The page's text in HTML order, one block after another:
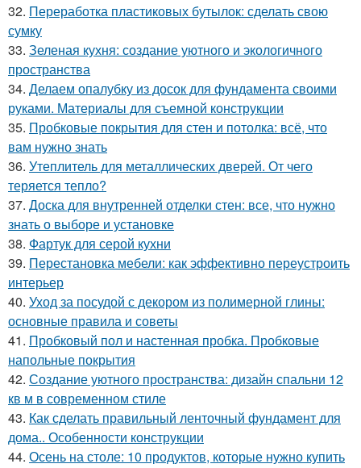
32. Переработка пластиковых бутылок: сделать свою
сумку
33. Зеленая кухня: создание уютного и экологичного
пространства
34. Делаем опалубку из досок для фундамента своими
руками. Материалы для съемной конструкции
35. Пробковые покрытия для стен и потолка: всё, что
вам нужно знать
36. Утеплитель для металлических дверей. От чего
теряется тепло?
37. Доска для внутренней отделки стен: все, что нужно
знать о выборе и установке
38. Фартук для серой кухни
39. Перестановка мебели: как эффективно переустроить
интерьер
40. Уход за посудой с декором из полимерной глины:
основные правила и советы
41. Пробковый пол и настенная пробка. Пробковые
напольные покрытия
42. Создание уютного пространства: дизайн спальни 12
кв м в современном стиле
43. Как сделать правильный ленточный фундамент для
дома.. Особенности конструкции
44. Осень на столе: 10 продуктов, которые нужно купить